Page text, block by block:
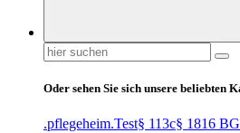
Suchen
nach:
Oder sehen Sie sich unsere beliebten
.pflegeheim.Test§ 113c§ 1816